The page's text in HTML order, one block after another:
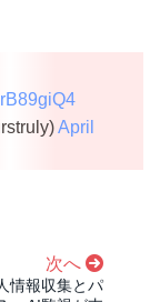
April
次へ
情報収集とパ